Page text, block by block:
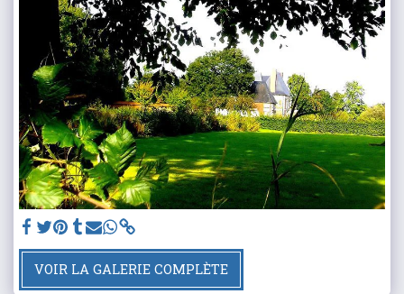
VOIR LA GALERIE COMPLÈTE